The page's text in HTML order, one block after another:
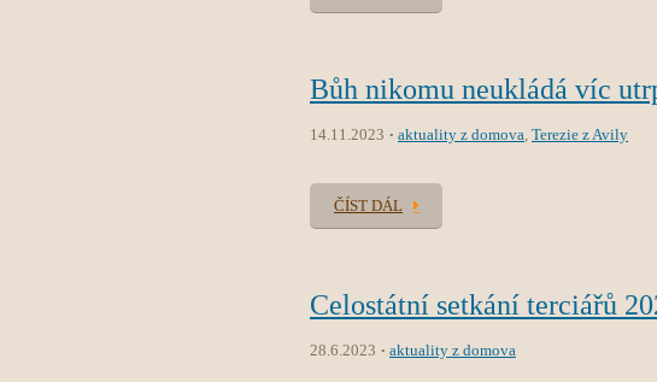
Bůh nikomu neukládá víc
14.11.2023 aktuality z domova, Terezie z Avily
ČÍST DÁL
Celostátní setkání terciářů
28.6.2023 aktuality z domova